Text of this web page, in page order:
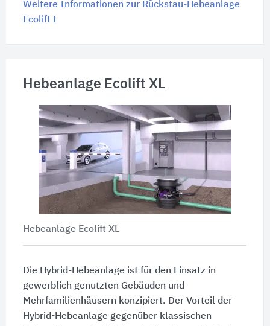
Weitere Informationen zur Rückstau-Hebeanlage
Ecolift L
Hebeanlage Ecolift XL
Hebeanlage Ecolift XL
Die Hybrid-Hebeanlage ist für den Einsatz in
gewerblich genutzten Gebäuden und
Mehrfamilienhäusern konzipiert. Der Vorteil der
Hybrid-Hebeanlage gegenüber klassischen